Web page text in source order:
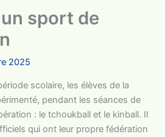
sport de
2025
scolaire, les élèves de la
pendant les séances de
: le tchoukball et le kinball. Il
qui ont leur propre fédération